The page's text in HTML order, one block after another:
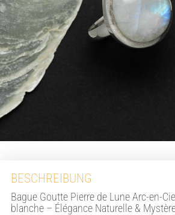
BESCHREIBUNG
Bague Goutte Pierre de Lune Arc-en-
blanche – Élégance Naturelle &